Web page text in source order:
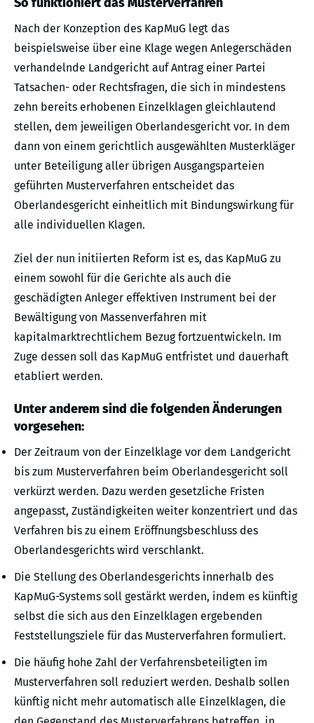
Nach der Konzeption des KapMuG legt das
beispielsweise über eine Klage wegen Anlegerschäden
verhandelnde Landgericht auf Antrag einer Partei
Tatsachen- oder Rechtsfragen, die sich in mindestens
zehn bereits erhobenen Einzelklagen gleichlautend
stellen, dem jeweiligen Oberlandesgericht vor. In dem
dann von einem gerichtlich ausgewählten Musterkläger
unter Beteiligung aller übrigen Ausgangsparteien
geführten Musterverfahren entscheidet das
Oberlandesgericht einheitlich mit Bindungswirkung für
alle individuellen Klagen.
Ziel der nun initiierten Reform ist es, das KapMuG zu
einem sowohl für die Gerichte als auch die
geschädigten Anleger effektiven Instrument bei der
Bewältigung von Massenverfahren mit
kapitalmarktrechtlichem Bezug fortzuentwickeln. Im
Zuge dessen soll das KapMuG entfristet und dauerhaft
etabliert werden.
Unter anderem sind die folgenden Änderungen
vorgesehen:
Der Zeitraum von der Einzelklage vor dem Landgericht
bis zum Musterverfahren beim Oberlandesgericht soll
verkürzt werden. Dazu werden gesetzliche Fristen
angepasst, Zuständigkeiten weiter konzentriert und das
Verfahren bis zu einem Eröffnungsbeschluss des
Oberlandesgerichts wird verschlankt.
Die Stellung des Oberlandesgerichts innerhalb des
KapMuG-Systems soll gestärkt werden, indem es künftig
selbst die sich aus den Einzelklagen ergebenden
Feststellungsziele für das Musterverfahren formuliert.
Die häufig hohe Zahl der Verfahrensbeteiligten im
Musterverfahren soll reduziert werden. Deshalb sollen
künftig nicht mehr automatisch alle Einzelklagen, die